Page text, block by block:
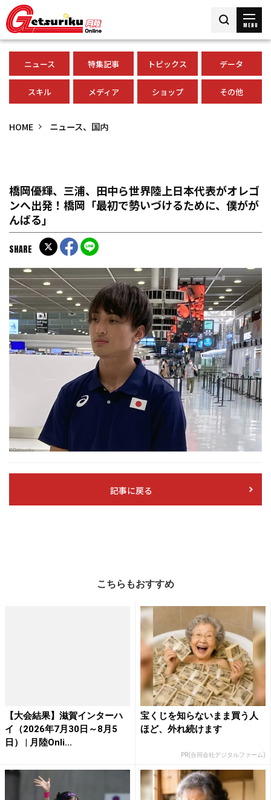
MENU
ニュース 特集記事 トピックス データ
スキル メディア ショップ その他
HOME ニュース、国内
橋岡優輝、三浦、田中ら世界陸上日本代表がオレゴ
ンへ出発！橋岡「最初で勢いづけるために、僕がが
んばる」
SHARE
記事に戻る
こちらもおすすめ
【大会結果】滋賀インターハ
イ（2026年7月30日～8月5
日） | 月陸Onli...
宝くじを知らないまま買う人
ほど、外れ続けます
PR(合同会社デジタルファーム)